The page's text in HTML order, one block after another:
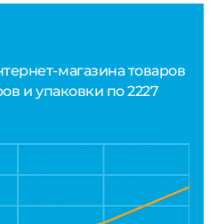
магазина товаров
и упаковки по 2227